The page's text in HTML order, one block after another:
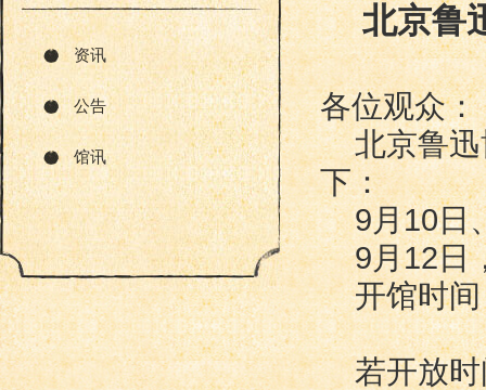
资讯
公告
馆讯
北京鲁
各位观众：
北京鲁
下：
9月10日
9月12日
开馆时
若开放